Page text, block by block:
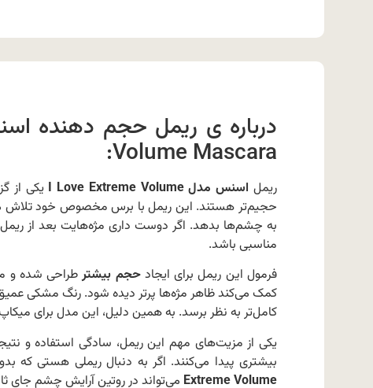
Volume Mascara:
ریمل اسنس مدل I Love Extreme Volume
یکی از
حجیم‌تر هستند. این ریمل با برس مخصوص خود تلاش
به چشم‌ها بدهد. اگر دوست داری مژه‌هایت بعد از
مناسبی باشد.
فرمول این ریمل برای ایجادحجم بیشترطراحی شده و
کمک می‌کند ظاهر مژه‌ها پرتر دیده شود. رنگ مشکی
کامل‌تر به نظر برسد. به همین دلیل، این مدل برای
یکی از مزیت‌های مهم این ریمل، سادگی استفاده و
بیشتری پیدا می‌کنند. اگر به دنبال ریملی هستی که
Extreme Volume می‌تواند در روتین آرایش چشم جای